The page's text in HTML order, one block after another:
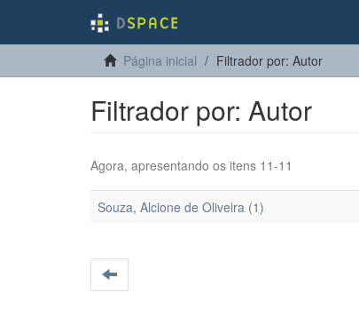
Página inicial Filtrador por: Autor
Filtrador por: Autor
Agora, apresentando os itens 11-11
Souza, Alcione de Oliveira (1)